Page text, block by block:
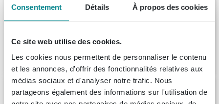
Consentement Détails À propos des cookies
Ce site web utilise des cookies.
Les cookies nous permettent de personnaliser le contenu
et les annonces, d'offrir des fonctionnalités relatives aux
médias sociaux et d'analyser notre trafic. Nous
partageons également des informations sur l'utilisation de
BRAUER Ocean Slim plan de vasque -
150,39
Ink topdeck 45 plaque de recouvrement
70x2x45cm pour meuble laqué blanc mat